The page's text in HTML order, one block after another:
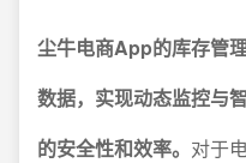
尘牛电商App的库存管
数据，实现动态监控与
的安全性和效率。 对于